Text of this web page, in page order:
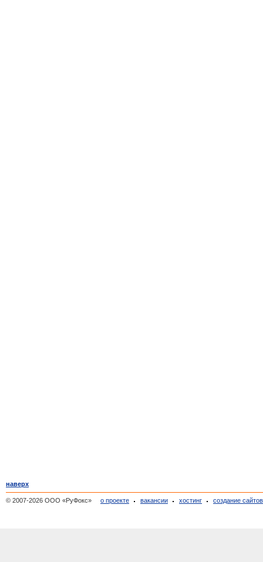
наверх
© 2007-2026 ООО «РуФокс» о проекте вакансии хостинг создание сайтов